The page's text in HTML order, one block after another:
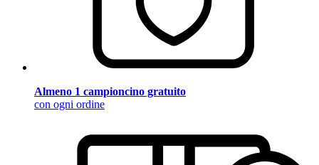
Almeno 1 campioncino gratuito
con ogni ordine